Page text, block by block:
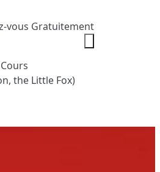
vous Gratuitement
Cours
the Little Fox)